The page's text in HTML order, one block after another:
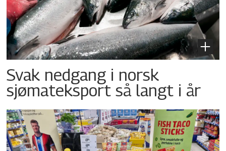
Svak nedgang i norsk
sjømateksport så langt i år